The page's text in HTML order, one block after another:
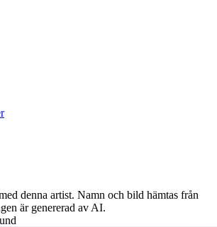
denna artist. Namn och bild hämtas från
är genererad av AI.